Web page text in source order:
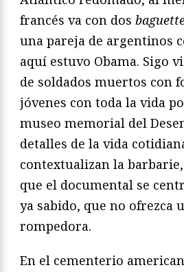
francés va con dos
una pareja de argentinos
aquí estuvo Obama. Sigo
de soldados muertos con
jóvenes con toda la vida
museo memorial del
detalles de la vida
contextualizan la
que el documental se
ya sabido, que no ofrezca
rompedora.
En el cementerio